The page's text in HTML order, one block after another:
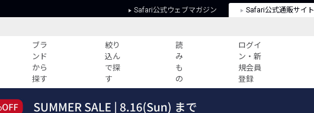
Safari公式ウェブマガジン Safari公式通販サイト
ブラ
ンド
から
探す
絞り
込ん
で探
す
読
み
も
の
ログイ
ン・新
規会員
登録